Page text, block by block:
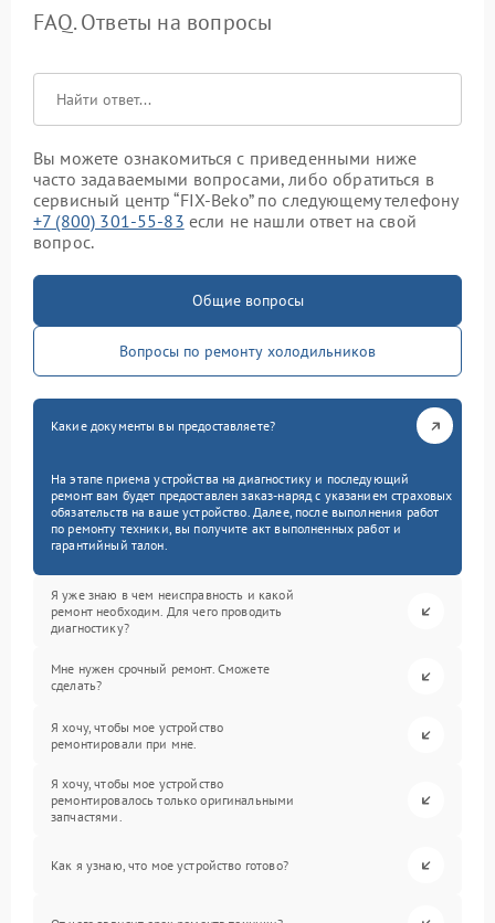
FAQ. Ответы на вопросы
Вы можете ознакомиться с приведенными ниже
часто задаваемыми вопросами, либо обратиться в
сервисный центр “FIX-Beko” по следующему телефону
+7 (800) 301-55-83 если не нашли ответ на свой
вопрос.
Общие вопросы
Вопросы по ремонту холодильников
Какие документы вы предоставляете?
На этапе приема устройства на диагностику и последующий
ремонт вам будет предоставлен заказ-наряд с указанием страховых
обязательств на ваше устройство. Далее, после выполнения работ
по ремонту техники, вы получите акт выполненных работ и
гарантийный талон.
Я уже знаю в чем неисправность и какой
ремонт необходим. Для чего проводить
диагностику?
Мне нужен срочный ремонт. Сможете
сделать?
Я хочу, чтобы мое устройство
ремонтировали при мне.
Я хочу, чтобы мое устройство
ремонтировалось только оригинальными
запчастями.
Как я узнаю, что мое устройство готово?